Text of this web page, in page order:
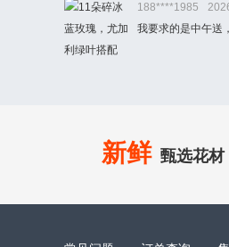
188****1985
我要求的是中午送
新鲜 甄选花材